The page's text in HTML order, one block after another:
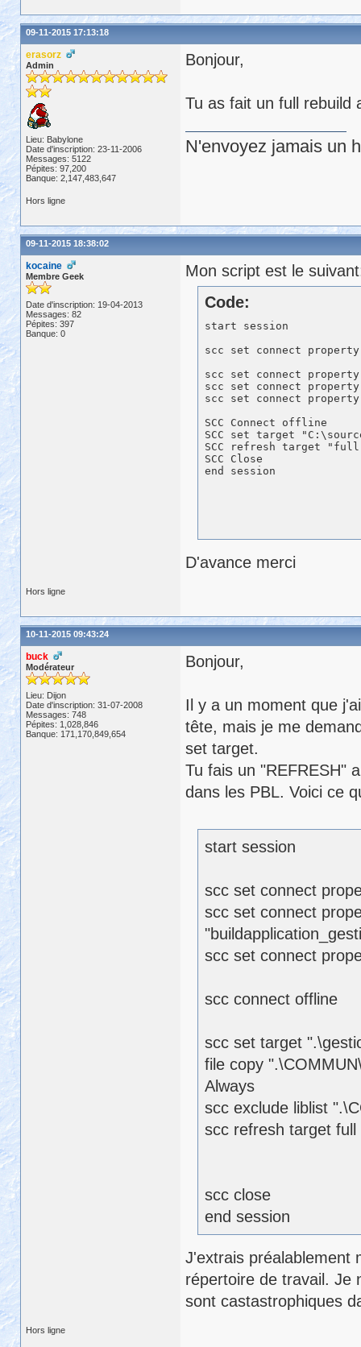
09-11-2015 17:13:18
erasorz
Admin
Lieu: Babylone
Date d'inscription: 23-11-2006
Messages: 5122
Pépites: 97,200
Banque: 2,147,483,647
Bonjour,
Tu as fait un full rebuild
N'envoyez jamais un
Hors ligne
09-11-2015 18:38:02
kocaine
Membre Geek
Date d'inscription: 19-04-2013
Messages: 82
Pépites: 397
Banque: 0
Mon script est le
Code:
start session
scc set connect
scc set connect
scc set connect property
scc set connect
SCC Connect offline
SCC set target
SCC refresh target
SCC Close
D'avance merci
Hors ligne
10-11-2015 09:43:24
buck
Modérateur
Lieu: Dijon
Date d'inscription: 31-07-2008
Messages: 748
Pépites: 1,028,846
Banque: 171,170,849,654
Bonjour,
Il y a un moment que
tête, mais je me
set target.
Tu fais un "REFRESH"
dans les PBL. Voici ce
start session
scc set connect
scc set connect
scc set connect
scc connect offline
scc set target
file copy
Always
scc exclude liblist
scc refresh target full
scc close
end session
J'extrais préalablement
répertoire de travail. Je
sont castastrophiques
Hors ligne